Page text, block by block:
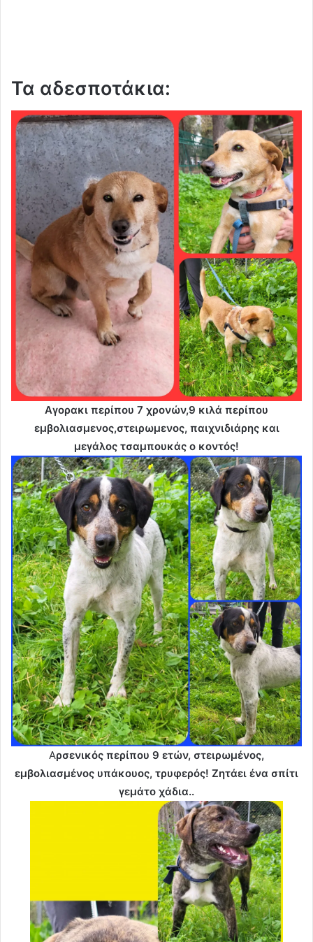
Τα αδεσποτάκια:
Αγορακι περίπου 7 χρονών,9 κιλά περίπου
εμβολιασμενος,στειρωμενος, παιχνιδιάρης και
μεγάλος τσαμπουκάς ο κοντός!
Αρσενικός περίπου 9 ετών, στειρωμένος,
εμβολιασμένος υπάκουος, τρυφερός! Ζητάει ένα σπίτι
γεμάτο χάδια..